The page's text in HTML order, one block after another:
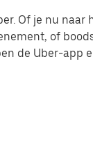
Of je nu
of
de Uber-app